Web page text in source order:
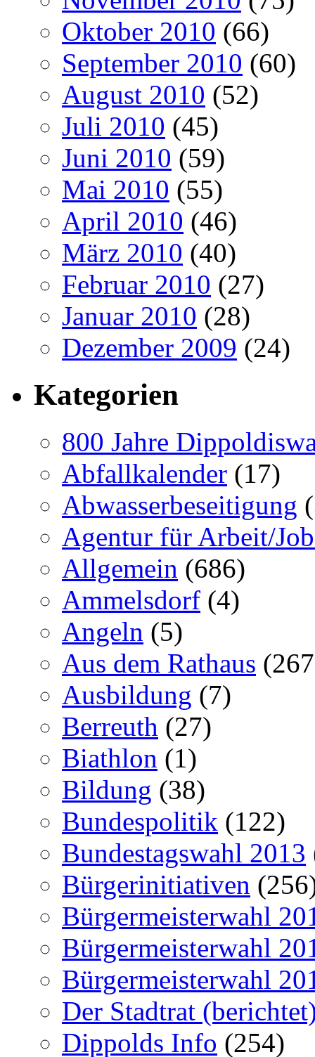
Oktober 2010 (66)
September 2010 (60)
August 2010 (52)
Juli 2010 (45)
Juni 2010 (59)
Mai 2010 (55)
April 2010 (46)
März 2010 (40)
Februar 2010 (27)
Januar 2010 (28)
Dezember 2009 (24)
Kategorien
800 Jahre
Abfallkalender (17)
Abwasserbeseitigung
Agentur für Arbeit/
Allgemein (686)
Ammelsdorf (4)
Angeln (5)
Aus dem Rathaus
Ausbildung (7)
Berreuth (27)
Biathlon (1)
Bildung (38)
Bundespolitik (122)
Bundestagswahl 2013
Bürgerinitiativen
Bürgermeisterwahl
Bürgermeisterwahl
Bürgermeisterwahl
Der Stadtrat
Dippolds Info (254)